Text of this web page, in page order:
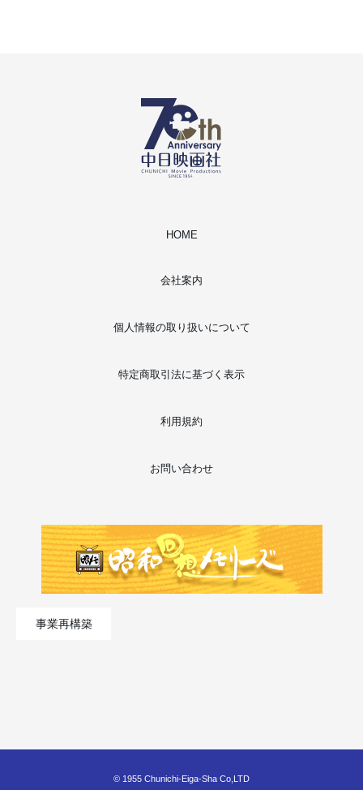
HOME
会社案内
個人情報の取り扱いについて
特定商取引法に基づく表示
利用規約
お問い合わせ
事業再構築
© 1955 Chunichi-Eiga-Sha Co,LTD